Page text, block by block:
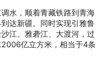
水，顺着青藏铁路到青海
达新疆。同时实现引雅鲁
江、雅砻江、大渡河，过
亿立方米，相当于4条